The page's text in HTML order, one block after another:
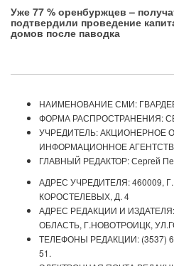
Уже 77 % оренбуржцев –
подтвердили проведение
домов после паводка
НАИМЕНОВАНИЕ СМИ:
ФОРМА РАСПРОСТРАНЕНИЯ:
УЧРЕДИТЕЛЬ: АКЦИОНЕРНОЕ
ИНФОРМАЦИОННОЕ
ГЛАВНЫЙ РЕДАКТОР: Сергей
АДРЕС УЧРЕДИТЕЛЯ: 460009,
КОРОСТЕЛЕВЫХ, Д. 4
АДРЕС РЕДАКЦИИ И
ОБЛАСТЬ, Г.НОВОТРОИЦК,
ТЕЛЕФОНЫ РЕДАКЦИИ: (3537)
51.